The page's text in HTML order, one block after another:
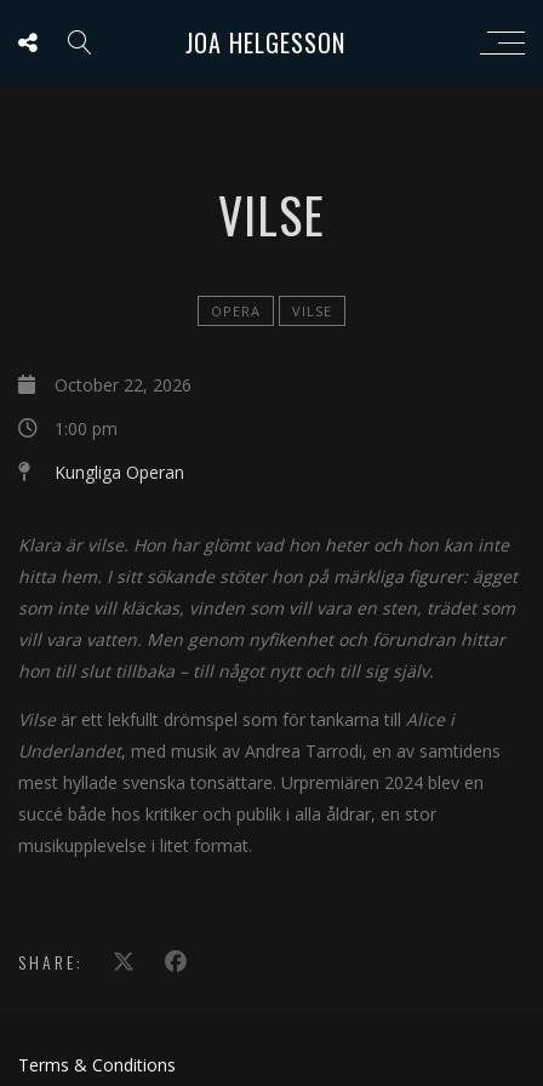
JOA HELGESSON
VILSE
OPERA VILSE
October 22, 2026
1:00 pm
Kungliga Operan
Klara är vilse. Hon har glömt vad hon heter och hon kan inte
hitta hem. I sitt sökande stöter hon på märkliga figurer: ägget
som inte vill kläckas, vinden som vill vara en sten, trädet som
vill vara vatten. Men genom nyfikenhet och förundran hittar
hon till slut tillbaka – till något nytt och till sig själv.
Vilseär ett lekfullt drömspel som för tankarna till Alice i
Underlandet, med musik av Andrea Tarrodi, en av samtidens
mest hyllade svenska tonsättare. Urpremiären 2024 blev en
succé både hos kritiker och publik i alla åldrar, en stor
musikupplevelse i litet format.
SHARE:
Terms & Conditions